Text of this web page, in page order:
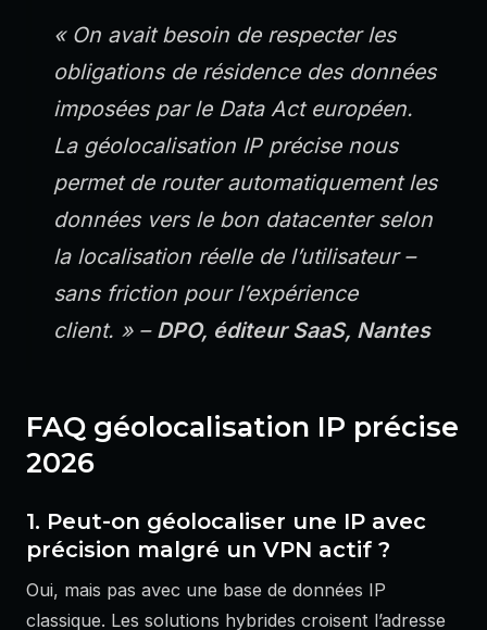
« On avait besoin de respecter les
obligations de résidence des données
imposées par le Data Act européen.
La géolocalisation IP précise nous
permet de router automatiquement les
données vers le bon datacenter selon
la localisation réelle de l’utilisateur –
sans friction pour l’expérience
client. » – DPO, éditeur SaaS, Nantes
FAQ géolocalisation IP précise
2026
1. Peut-on géolocaliser une IP avec
précision malgré un VPN actif ?
Oui, mais pas avec une base de données IP
classique. Les solutions hybrides croisent l’adresse